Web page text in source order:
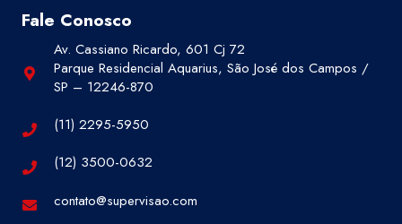
Fale Conosco
Av. Cassiano Ricardo, 601 Cj 72
Parque Residencial Aquarius, São José dos Campos /
SP – 12246-870
(11) 2295-5950
(12) 3500-0632
contato@supervisao.com